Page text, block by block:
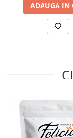
ADAUGA IN